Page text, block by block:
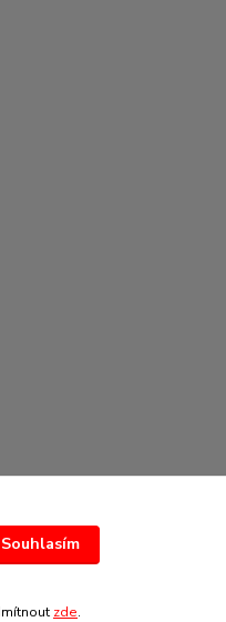
Center CZ a.s.
Souhlasím
zde.